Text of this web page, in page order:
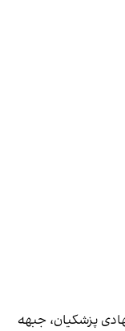
پزشکیان، جبهه